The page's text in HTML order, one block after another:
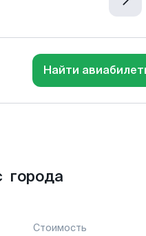
Найти
города
Стоимость